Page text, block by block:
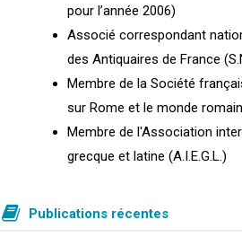
pour l’année 2006)
Associé correspondant
des Antiquaires de France
Membre de la Société
sur Rome et le monde romain
Membre de l'Association
grecque et latine (A.I.E.G.L.)
Publications récentes